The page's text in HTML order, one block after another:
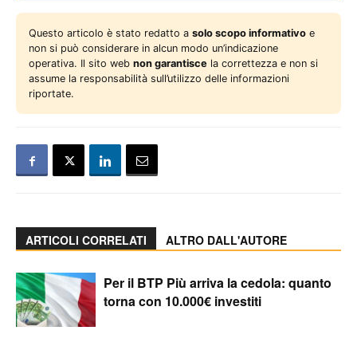
Questo articolo è stato redatto a solo scopo informativo e
non si può considerare in alcun modo un’indicazione
operativa. Il sito web non garantisce la correttezza e non si
assume la responsabilità sull’utilizzo delle informazioni
riportate.
ARTICOLI CORRELATI ALTRO DALL'AUTORE
Per il BTP Più arriva la cedola: quanto
torna con 10.000€ investiti